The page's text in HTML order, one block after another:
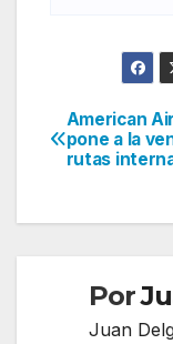
de
American
pone a la
rutas
Por
Juan